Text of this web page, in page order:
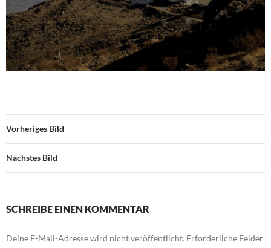
Vorheriges Bild
Nächstes Bild
SCHREIBE EINEN KOMMENTAR
Deine E-Mail-Adresse wird nicht veröffentlicht. Erforderliche Felder